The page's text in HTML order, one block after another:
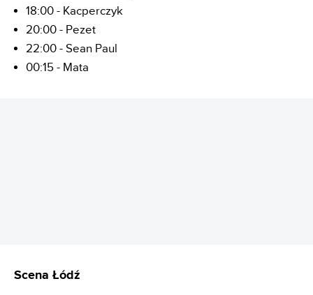
18:00 - Kacperczyk
20:00 - Pezet
22:00 - Sean Paul
00:15 - Mata
Scena Łódź